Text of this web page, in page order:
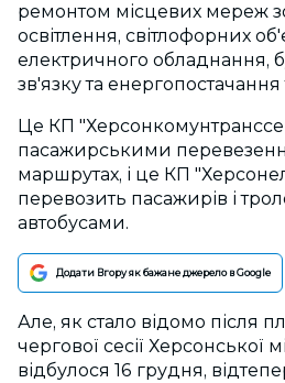
ремонтом місцевих мереж
освітлення, світлофорних
електричного обладнання,
зв'язку та
Це КП
пасажирськими
маршрутах, і це КП
перевозить пасажирів і
автобусами.
Додати Вгору як бажане джерело в Google
Але, як стало відомо після
чергової сесії Херсонської
відбулося 16 грудня,